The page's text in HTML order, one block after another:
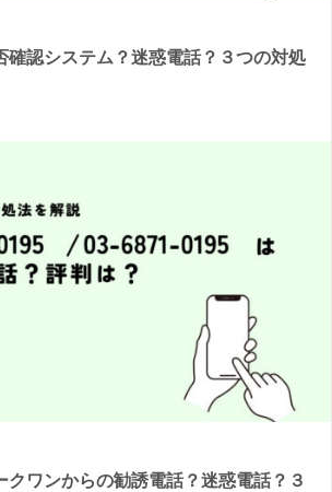
確認システム？迷惑電話？３つの対処
クワンからの勧誘電話？迷惑電話？３